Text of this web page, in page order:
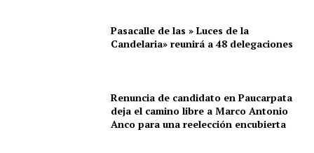
Pasacalle de las » Luces de la
Candelaria» reunirá a 48 delegaciones
Renuncia de candidato en Paucarpata
deja el camino libre a Marco Antonio
Anco para una reelección encubierta